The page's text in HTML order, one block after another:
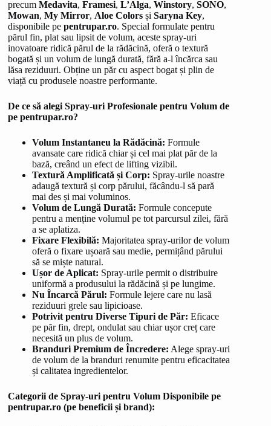
precumMedavita,Framesi,L’Alga,Winstory,SONO,
Mowan,My Mirror, Aloe Colors șiSaryna Key,
disponibile pepentrupar.ro. Special formulate pentru
părul fin, plat sau lipsit de volum, aceste spray-uri
inovatoare ridică părul de la rădăcină, oferă o textură
bogată și un volum de lungă durată, fără a-l încărca sau
lăsa reziduuri. Obține un păr cu aspect bogat și plin de
viață cu produsele noastre performante.
De ce să alegi Spray-uri Profesionale pentru Volum de
pe pentrupar.ro?
Volum Instantaneu la Rădăcină: Formule
avansate care ridică chiar și cel mai plat păr de la
bază, creând un efect de lifting vizibil.
Textură Amplificată și Corp: Spray-urile noastre
adaugă textură și corp părului, făcându-l să pară
mai des și mai voluminos.
Volum de Lungă Durată: Formule concepute
pentru a menține volumul pe tot parcursul zilei, fără
a se aplatiza.
Fixare Flexibilă: Majoritatea spray-urilor de volum
oferă o fixare ușoară sau medie, permițând părului
să se miște natural.
Ușor de Aplicat: Spray-urile permit o distribuire
uniformă a produsului la rădăcină și pe lungime.
Nu Încarcă Părul: Formule lejere care nu lasă
reziduuri grele sau lipicioase.
Potrivit pentru Diverse Tipuri de Păr: Eficace
pe păr fin, drept, ondulat sau chiar ușor creț care
necesită un plus de volum.
Branduri Premium de Încredere: Alege spray-uri
de volum de la branduri renumite pentru eficacitatea
și calitatea ingredientelor.
Categorii de Spray-uri pentru Volum Disponibile pe
pentrupar.ro (pe beneficii și brand):